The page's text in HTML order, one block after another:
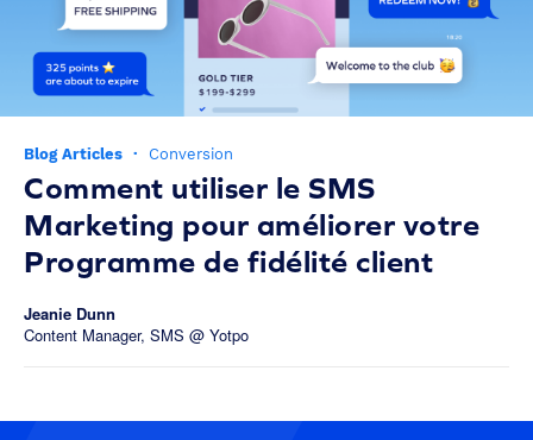
Blog Articles · Conversion
Comment utiliser le SMS
Marketing pour améliorer votre
Programme de fidélité client
Jeanie Dunn
Content Manager, SMS @ Yotpo